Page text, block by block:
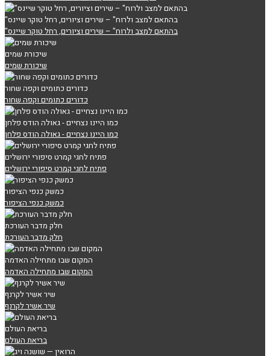
"בהתאם למצב ולרוח" – שירים וציורים, רחל טוקר שיינס
"בהתאם למצב ולרוח" – שירים וציורים, רחל טוקר שיינס
שיכורת שמים
שיכורת שמים
כדורים כתומים וקפה שחור
כדורים כתומים וקפה שחור
כמו היינו נצחיים - גאולה הודס פלחן
כמו היינו נצחיים - גאולה הודס פלחן
פתיח לחגי קמרט סיפורי ירושלים
פתיח לחגי קמרט סיפורי ירושלים
כמשק כנפי הציפור
כמשק כנפי הציפור
חלק מדבר העורכת
חלק מדבר העורכת
המקום שבו מתחילה האדמה
המקום שבו מתחילה האדמה
שיר אשיר לקרנף
שיר אשיר לקרנף
בריאת העולם
בריאת העולם